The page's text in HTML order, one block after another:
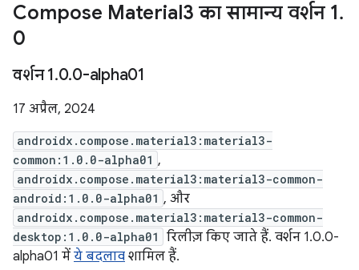
Compose Material3 का सामान्य वर्शन 1.
0
वर्शन 1.0.0-alpha01
17 अप्रैल, 2024
androidx.compose.material3:material3-
common:1.0.0-alpha01 ,
androidx.compose.material3:material3-common-
android:1.0.0-alpha01 , और
androidx.compose.material3:material3-common-
desktop:1.0.0-alpha01
रिलीज़ किए जाते हैं. वर्शन 1.0.0-
alpha01 में ये बदलाव शामिल हैं.